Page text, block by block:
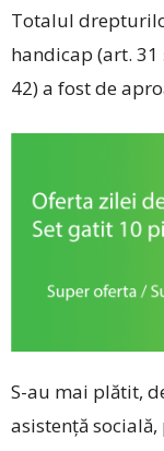
Totalul
handicap (art.
42) a fost de
S-au mai plătit,
asistență